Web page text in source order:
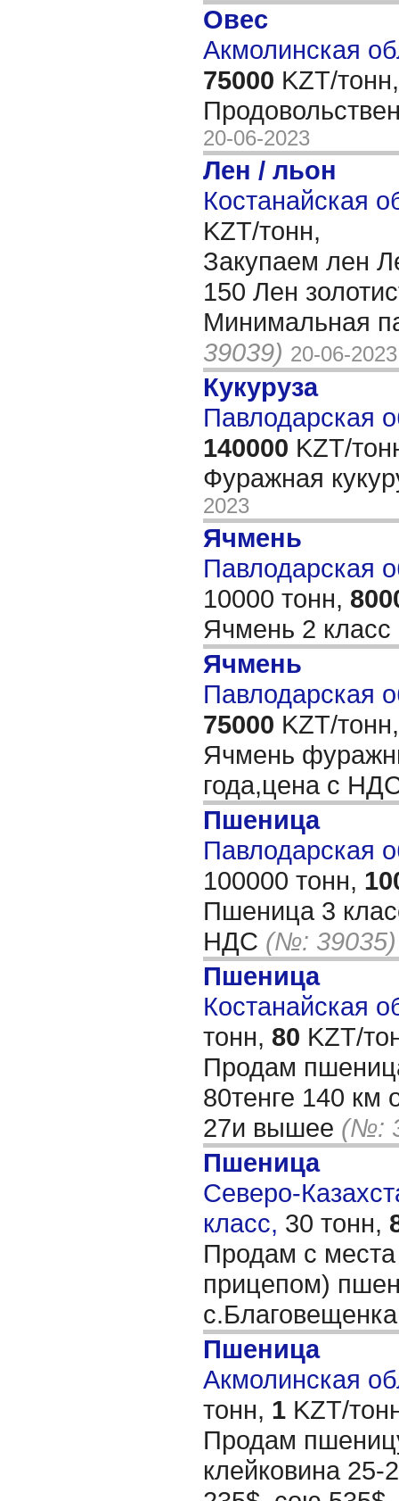
Овес
Акмолинская
75000 KZT/тонн,
20-06-2023
Лен / льон
Костанайская
KZT/тонн,
Закупаем лен
150 Лен
Минимальная
39039) 20-06-2023
Кукуруза
Павлодарская
140000 KZT/
Фуражная
2023
Ячмень
Павлодарская
10000 тонн,
Ячмень 2 класс
Ячмень
Павлодарская
75000 KZT/тонн,
Ячмень
года,цена с
Пшеница
Павлодарская
100000 тонн,
Пшеница 3
НДС (№: 39035)
Пшеница
Костанайская
тонн, 80 KZT/
Продам
80тенге 140 км
27и вышее (№:
Пшеница
Северо-
класс, 30 тонн,
Продам с
прицепом)
Пшеница
Акмолинская
тонн, 1 KZT/
Продам
клейковина